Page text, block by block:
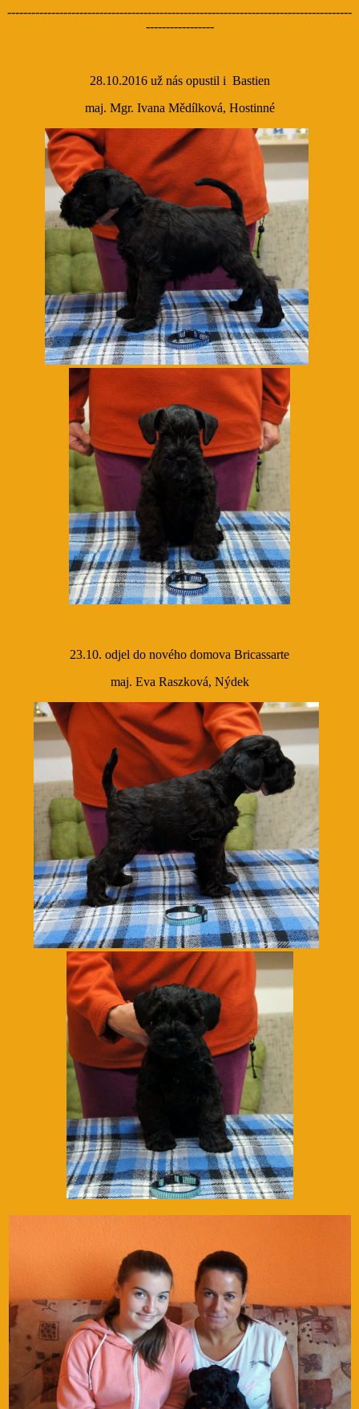
--------------------------------------------------------------------------------------
-----------------
28.10.2016 už nás opustil i Bastien
maj. Mgr. Ivana Mědílková, Hostinné
23.10. odjel do nového domova Bricassarte
maj. Eva Raszková, Nýdek